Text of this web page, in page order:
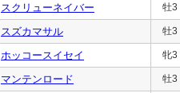
スクリューネイバー 牡3
スズカマサル 牡3
ホッコースイセイ 牝3
マンテンロード 牡3